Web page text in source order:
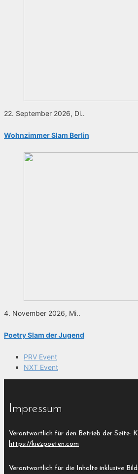
22. September 2026, Di..
Wohnzimmer Slam Berlin
4. November 2026, Mi..
Poetry Slam der Jugend
PRV Event
NXT Event
Impressum
Verantwortlich für den Betrieb der Seite:
https://kiezpoeten.com
Verantwortlich für die Inhalte inklusive